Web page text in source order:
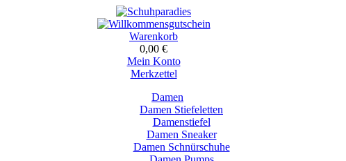
Warenkorb
0,00 €
Mein Konto
Merkzettel
Damen
Damen Stiefeletten
Damenstiefel
Damen Sneaker
Damen Schnürschuhe